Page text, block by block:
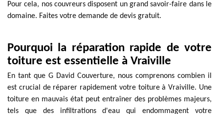
Pour cela, nos couvreurs disposent un grand savoir-faire dans le
domaine. Faites votre demande de devis gratuit.
Pourquoi la réparation rapide de votre
toiture est essentielle à Vraiville
En tant que G David Couverture, nous comprenons combien il
est crucial de réparer rapidement votre toiture à Vraiville. Une
toiture en mauvais état peut entraîner des problèmes majeurs,
tels que des infiltrations d'eau qui endommagent votre